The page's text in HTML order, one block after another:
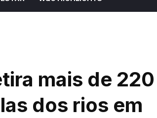
mais de 220
dos rios em